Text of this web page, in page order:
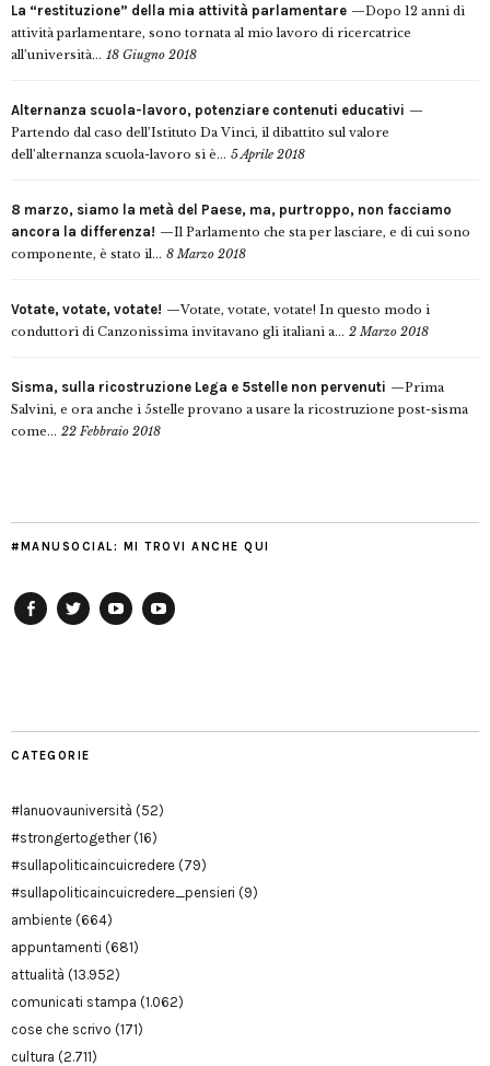
La “restituzione” della mia attività parlamentare
Dopo 12 anni di
attività parlamentare, sono tornata al mio lavoro di ricercatrice
all’università... 18 Giugno 2018
Alternanza scuola-lavoro, potenziare contenuti educativi
Partendo dal caso dell’Istituto Da Vinci, il dibattito sul valore
dell’alternanza scuola-lavoro si è... 5 Aprile 2018
8 marzo, siamo la metà del Paese, ma, purtroppo, non facciamo
ancora la differenza!
Il Parlamento che sta per lasciare, e di cui sono
componente, è stato il... 8 Marzo 2018
Votate, votate, votate!
Votate, votate, votate! In questo modo i
conduttori di Canzonissima invitavano gli italiani a... 2 Marzo 2018
Sisma, sulla ricostruzione Lega e 5stelle non pervenuti
Prima
Salvini, e ora anche i 5stelle provano a usare la ricostruzione post-sisma
come... 22 Febbraio 2018
#MANUSOCIAL: MI TROVI ANCHE QUI
CATEGORIE
#lanuovauniversità (52)
#strongertogether(16)
#sullapoliticaincuicredere (79)
#sullapoliticaincuicredere_pensieri (9)
ambiente (664)
appuntamenti (681)
attualità (13.952)
comunicati stampa (1.062)
cose che scrivo (171)
cultura (2.711)